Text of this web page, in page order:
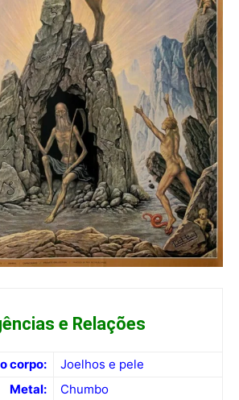
e Relações
corpo:
Joelhos e pele
Metal:
Chumbo